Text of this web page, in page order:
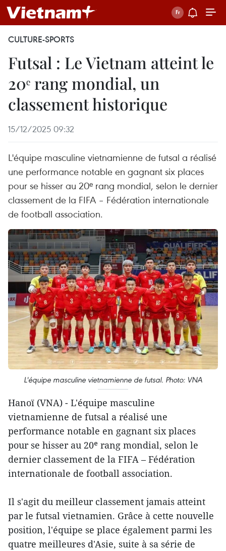
CULTURE-SPORTS
Futsal : Le Vietnam atteint le
20ᵉ rang mondial, un
classement historique
15/12/2025 09:32
L'équipe masculine vietnamienne de futsal a réalisé
une performance notable en gagnant six places
pour se hisser au 20ᵉ rang mondial, selon le dernier
classement de la FIFA – Fédération internationale
de football association.
L'équipe masculine vietnamienne de futsal. Photo: VNA
Hanoï (VNA) - L'équipe masculine
vietnamienne de futsal a réalisé une
performance notable en gagnant six places
pour se hisser au 20ᵉ rang mondial, selon le
dernier classement de la FIFA – Fédération
internationale de football association.
Il s'agit du meilleur classement jamais atteint
par le futsal vietnamien. Grâce à cette nouvelle
position, l'équipe se place également parmi les
quatre meilleures d'Asie, suite à sa série de